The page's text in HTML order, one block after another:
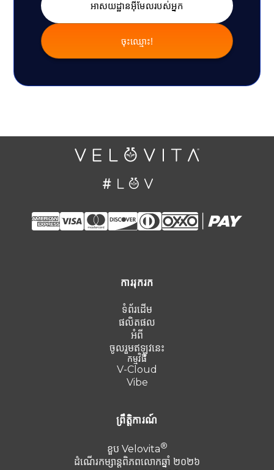
ការរុករក
ទំព័រដើម
ផលិតផល
អំពី
ចូលរួមឥឡូវនេះ
កម្មវិធី
V-Cloud
Vibe
ព្រឹត្តិការណ៍
ខួប Velovita
ដំណើរកម្សាន្តពិភពលោកឆ្នាំ ២០២៦